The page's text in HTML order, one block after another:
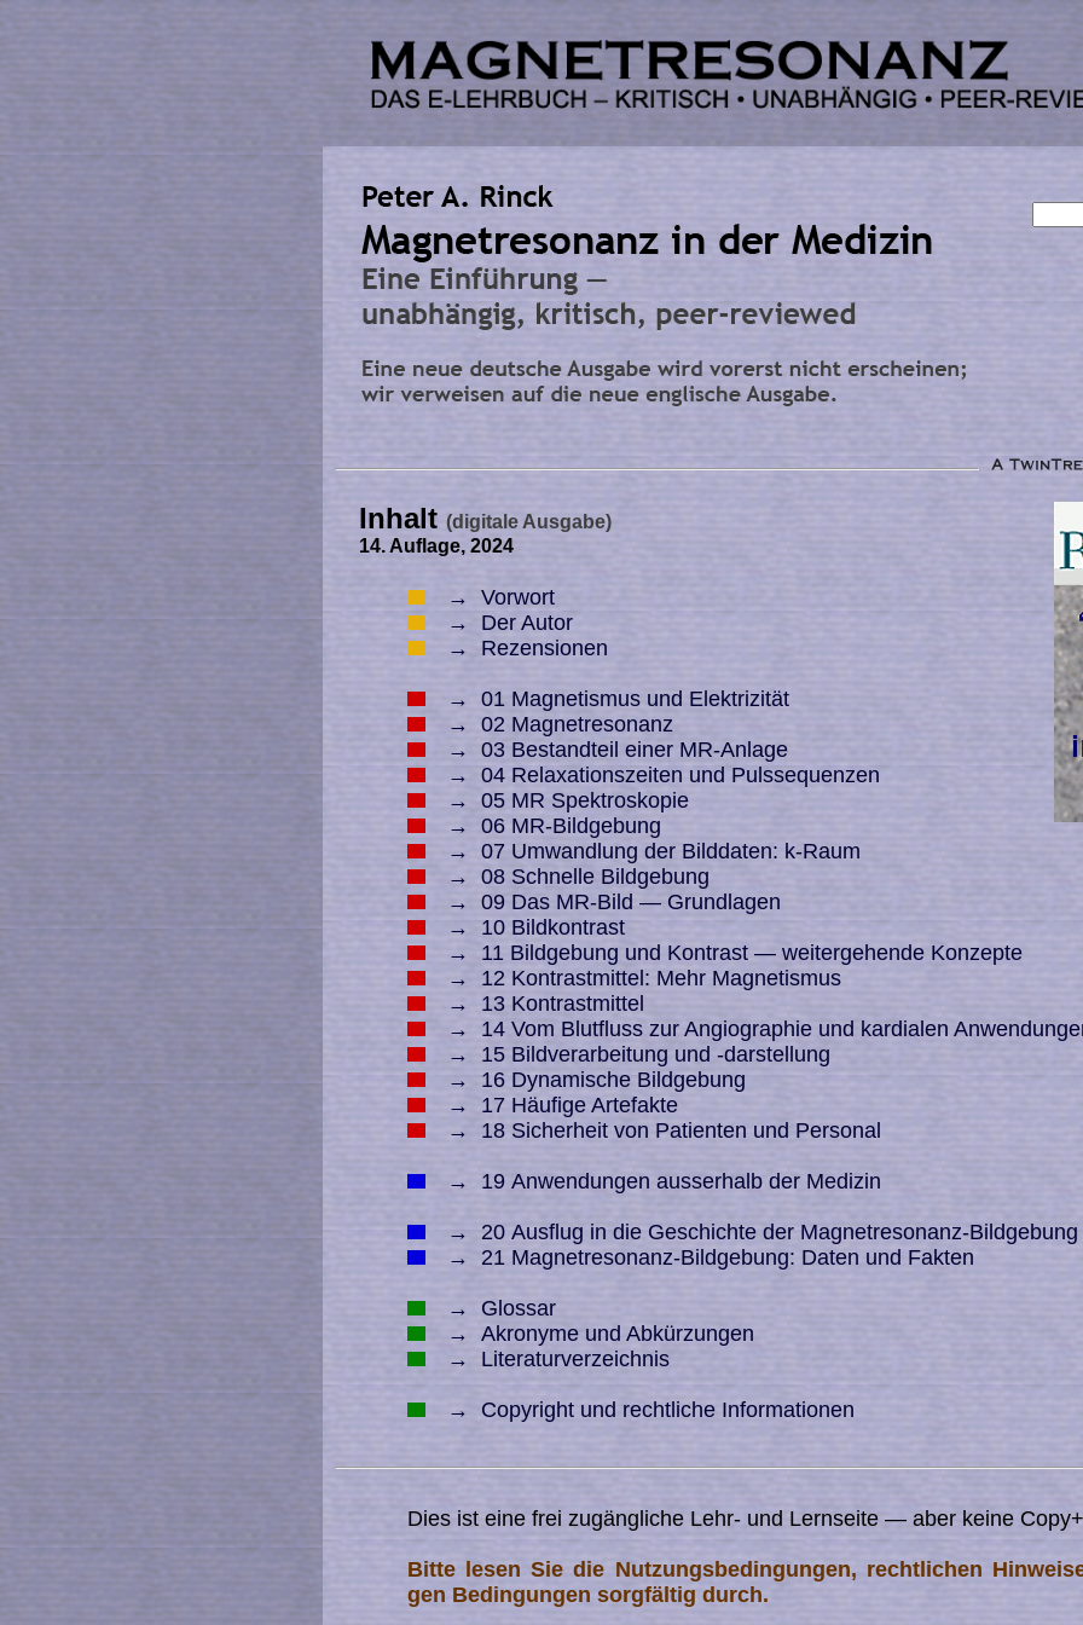
Inhalt (digitale Ausgabe)
14. Auflage, 2024
→
Vorwort
→
Der Autor
→
Rezensionen
→
01 Magnetismus und Elektrizität
→
02 Magnetresonanz
→
03 Bestandteil einer MR-Anlage
→
04 Relaxationszeiten und Pulssequenzen
→
05 MR Spektroskopie
→
06 MR-Bildgebung
→
07 Umwandlung der Bilddaten: k-Raum
→
08 Schnelle Bildgebung
→
09 Das MR-Bild — Grundlagen
→
10 Bildkontrast
→
11 Bildgebung und Kontrast — weitergehende Konzepte
→
12 Kontrastmittel: Mehr Magnetismus
→
13 Kontrastmittel
→
14 Vom Blutfluss zur Angiographie und kardialen
→
15 Bildverarbeitung und -darstellung
→
16 Dynamische Bildgebung
→
17 Häufige Artefakte
→
18 Sicherheit von Patienten und Personal
→ 19 Anwendungen ausserhalb der Medizin
→
20 Ausflug in die Geschichte der Magnetresonanz-Bildgebung
→
21 Magnetresonanz-Bildgebung: Daten und Fakten
→
Glossar
→
Akronyme und Abkürzungen
→
Literaturverzeichnis
→ Copyright und rechtliche Informationen
Dies ist eine frei zu­gäng­liche Lehr- und Lern­seite — aber keine
Bitte lesen Sie die Nutz­ungs­be­din­gun­gen, recht­lichen
gen Be­din­gun­gen sorg­fältig durch.